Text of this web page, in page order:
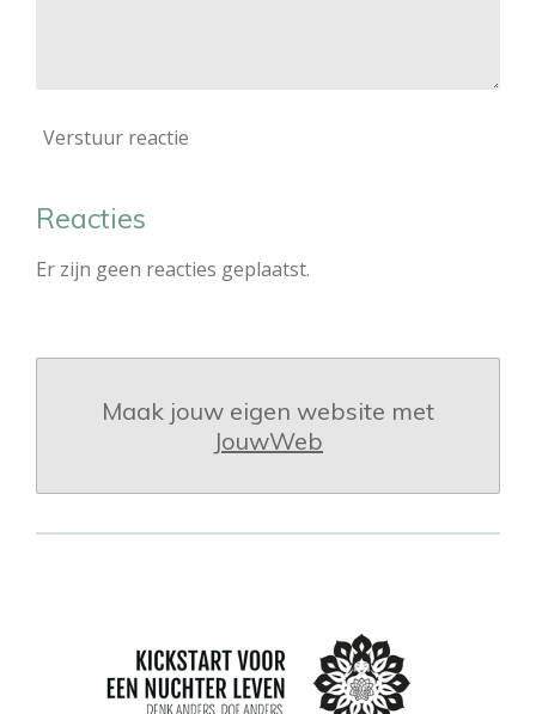
Verstuur reactie
Reacties
Er zijn geen reacties geplaatst.
Maak jouw eigen website met
JouwWeb